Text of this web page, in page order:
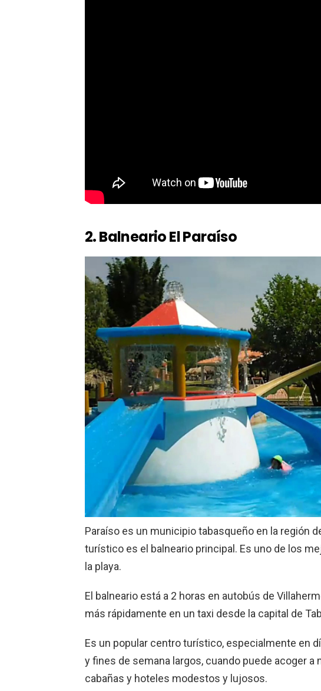
2. Balneario El Paraíso
Paraíso es un municipio tabasqueño en la región
turístico es el balneario principal. Es uno de los
la playa.
El balneario está a 2 horas en autobús de
más rápidamente en un taxi desde la capital de
Es un popular centro turístico, especialmente en
y fines de semana largos, cuando puede acoger a
cabañas y hoteles modestos y lujosos.